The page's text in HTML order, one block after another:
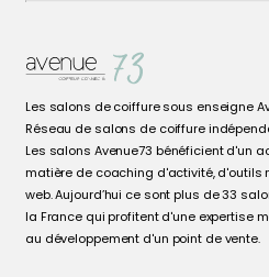
Les salons de coiffure sous enseigne
Réseau de salons de coiffure
Les salons Avenue73 bénéficient d'un
matière de coaching d'activité, d'outils
web. Aujourd’hui ce sont plus de 33
la France qui profitent d'une expertise
au développement d'un point de vente.